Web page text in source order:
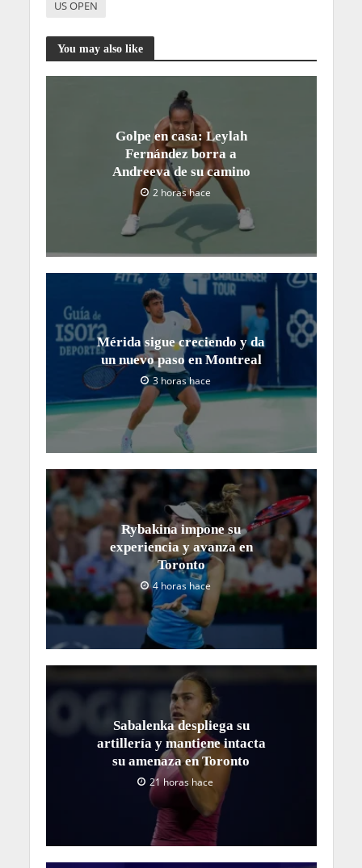
US OPEN
You may also like
Golpe en casa: Leylah
Fernández borra a
Andreeva de su camino
2 horas hace
Mérida sigue creciendo y da
un nuevo paso en Montreal
3 horas hace
Rybakina impone su
experiencia y avanza en
Toronto
4 horas hace
Sabalenka despliega su
artillería y mantiene intacta
su amenaza en Toronto
21 horas hace